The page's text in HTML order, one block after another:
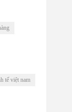
tế việt nam